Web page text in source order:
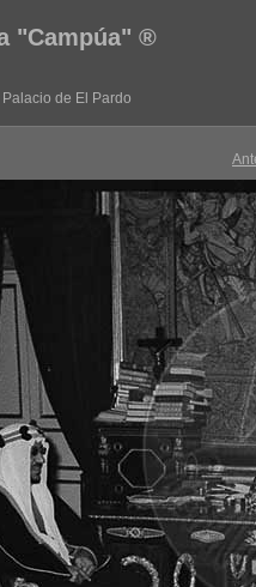
"Campúa" ®
de El Pardo